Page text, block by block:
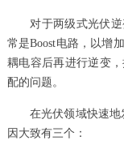
对于两级式光伏逆
常是Boost电路，以增
耦电容后再进行逆变
配的问题。
在光伏领域快速地
因大致有三个：